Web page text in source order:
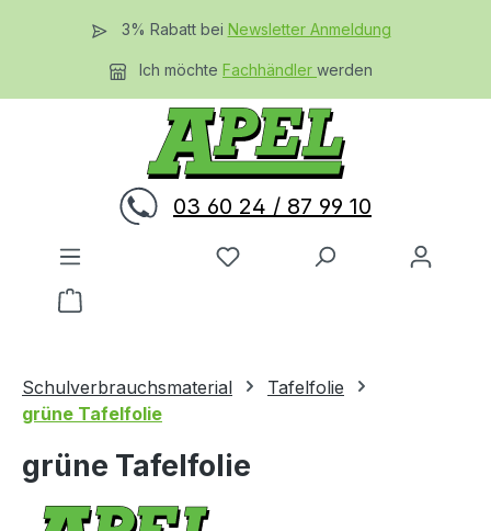
Zum Hauptinhalt springen
3% Rabatt bei Newsletter Anmeldung
Ich möchteFachhändlerwerden
03 60 24 / 87 99 10
Du hast 0 Produkte auf dem
Warenkorb enthält 0 Positionen. Der
Schulverbrauchsmaterial
Tafelfolie
grüne Tafelfolie
grüne Tafelfolie